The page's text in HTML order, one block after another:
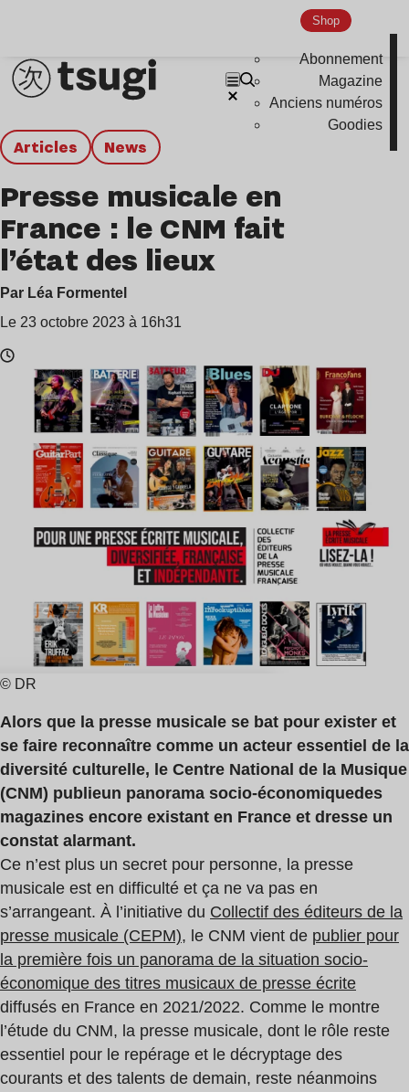
Shop
Abonnement
Magazine
Anciens numéros
Goodies
Articles news
Presse musicale en
France : le CNM fait
l’état des lieux
Par Léa Formentel
Le 23 octobre 2023 à 16h31
Temps
lecture
© DR
Alors que la presse musicale se bat pour exister et
se faire reconnaître comme un acteur essentiel de la
diversité culturelle, le Centre National de la Musique
(CNM) publieun panorama socio-économiquedes
magazines encore existant en France et dresse un
constat alarmant.
Ce n’est plus un secret pour personne, la presse
musicale est en difficulté et ça ne va pas en
s’arrangeant. À l’initiative du Collectif des éditeurs de la
presse musicale (CEPM), le CNM vient de publier pour
la première fois un panorama de la situation socio-
économique des titres musicaux de presse écrite
diffusés en France en 2021/2022. Comme le montre
l’étude du CNM, la presse musicale, dont le rôle reste
essentiel pour le repérage et le décryptage des
courants et des talents de demain, reste néanmoins